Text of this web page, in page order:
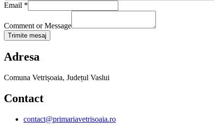
Email *
Comment or Message
Trimite mesaj
Adresa
Comuna Vetrișoaia, Județul Vaslui
Contact
contact@primariavetrisoaia.ro